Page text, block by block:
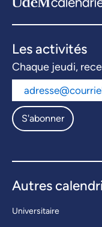
Les activités
Chaque jeudi,
S'abonner
Autres
Universitaire